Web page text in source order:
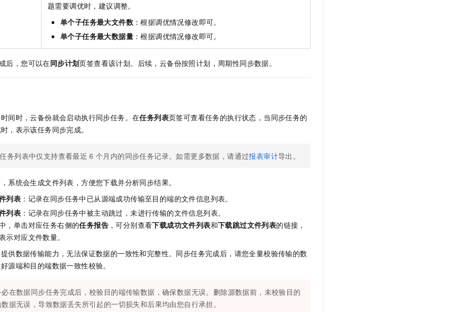
题需要调优时，建议调整。
单个子任务最大文件数 ：根据调优情况修改即可。
单个子任务最大数据量 ：根据调优情况修改即可。
后，您可以在同步计划页签查看该计划。后续， 云备份按照计划，周期性同步数据。
间时，云备份就会启动执行同步任务。在任务列表页签可查看任务的执行状态，当同步任务的
时，表示该任务同步完成。
务列表中仅支持查看最近 6 个月内的同步任务记录。如需更多数据，请通过报表审计导出。
系统会生成文件列表，方便您下载并分析同步结果。
列表 ：记录在同步任务中已从源端成功传输至目的端的文件信息列表。
列表 ：记录在同步任务中被主动跳过，未进行传输的文件信息列表。
，单击对应任务右侧的任务报告 ，可分别查看下载成功文件列表和下载跳过文件列表的链接，
示对应文件数量。
供数据传输能力，无法保证数据的一致性和完整性。同步任务完成后，请您全量校验传输的数
源端和目的端数据一致性校验。
在数据同步任务完成后，校验目的端传输数据，确保数据无误。删除源数据前，未校验目的
据无误，导致数据丢失所引起的一切损失和后果均由您自行承担。